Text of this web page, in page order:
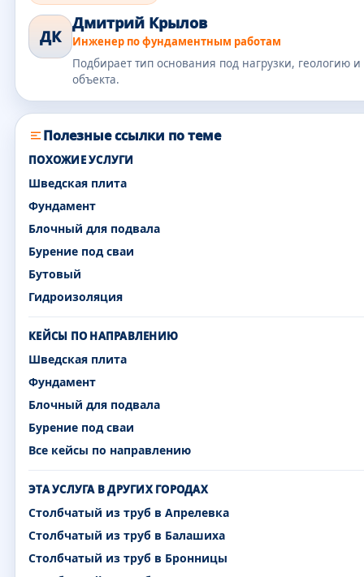
ДК
Дмитрий Крылов
Инженер по фундаментным работам
Подбирает тип основания под нагрузки, геологию
объекта.
Полезные ссылки по теме
ПОХОЖИЕ УСЛУГИ
Шведская плита
Фундамент
Блочный для подвала
Бурение под сваи
Бутовый
Гидроизоляция
КЕЙСЫ ПО НАПРАВЛЕНИЮ
Шведская плита
Фундамент
Блочный для подвала
Бурение под сваи
Все кейсы по направлению
ЭТА УСЛУГА В ДРУГИХ ГОРОДАХ
Столбчатый из труб в Апрелевка
Столбчатый из труб в Балашиха
Столбчатый из труб в Бронницы